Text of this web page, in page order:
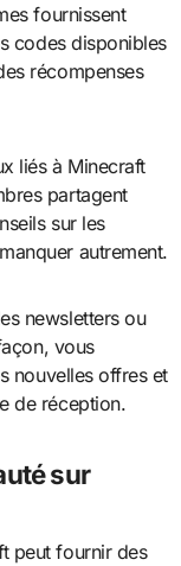
fournissent
codes disponibles
récompenses
liés à Minecraft
partagent
sur les
autrement.
newsletters ou
vous
nouvelles offres et
de réception.
sur
peut fournir des